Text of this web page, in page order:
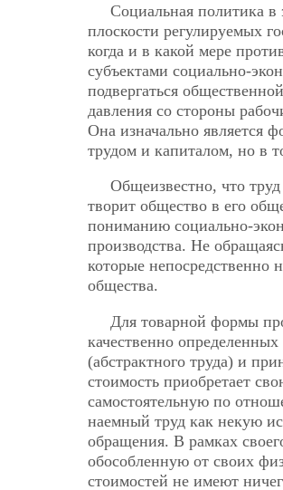
Социальная политика в
плоскости регулируемых
когда и в какой мере
субъектами социально-
подвергаться
давления со стороны
Она изначально является
трудом и капиталом, но в
Общеизвестно, что
творит общество в его
пониманию социально-
производства. Не
которые непосредственно
общества.
Для товарной формы
качественно
(абстрактного труда) и
стоимость приобретает
самостоятельную по
наемный труд как некую
обращения. В рамках
обособленную от своих
стоимостей не имеют